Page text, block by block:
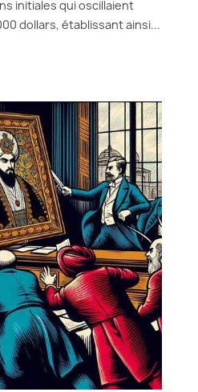
initiales qui oscillaient
dollars, établissant ainsi...